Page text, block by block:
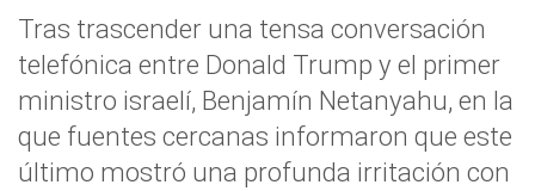
Tras trascender una tensa conversación
telefónica entre Donald Trump y el primer
ministro israelí, Benjamín Netanyahu, en la
que fuentes cercanas informaron que este
último mostró una profunda irritación con